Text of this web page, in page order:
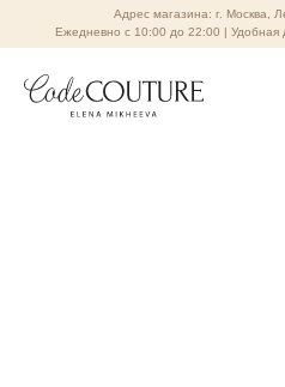
Адрес магазина: г. Москва,
Ежедневно с 10:00 до 22:00 | Удобная